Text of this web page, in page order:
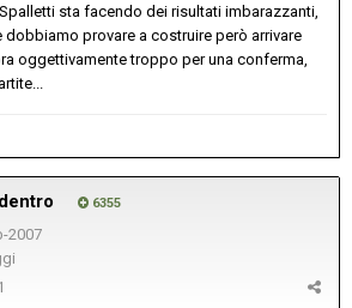
sta facendo dei risultati imbarazzanti,
dobbiamo provare a costruire però arrivare
oggettivamente troppo per una conferma,
6355
2007